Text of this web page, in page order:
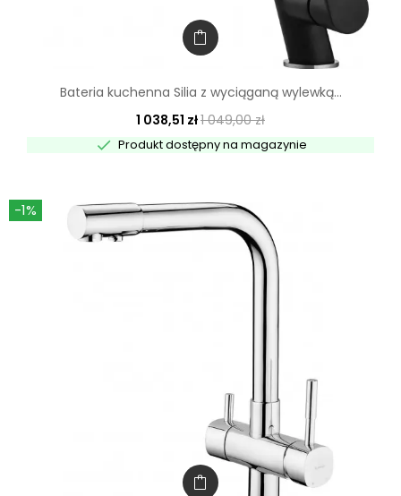
Bateria kuchenna Silia z wyciąganą wylewką...
1 038,51 zł1 049,00 zł
 Produkt dostępny na magazynie
-1%